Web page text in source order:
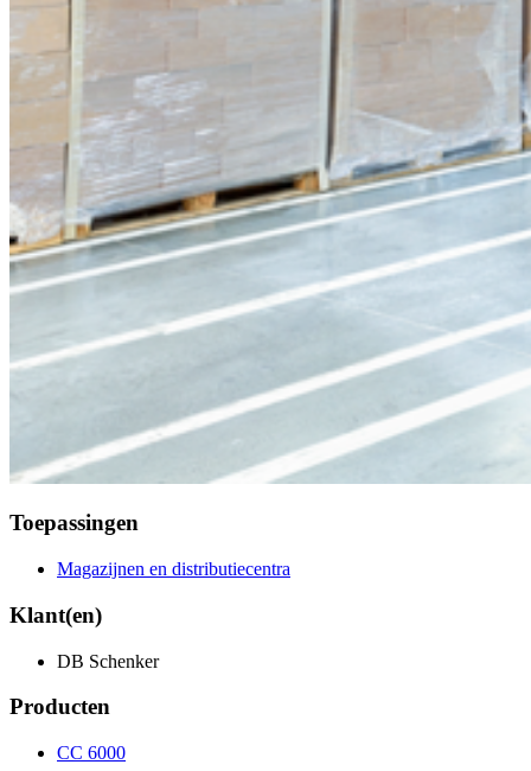
Toepassingen
Magazijnen en distributiecentra
Klant(en)
DB Schenker
Producten
CC 6000